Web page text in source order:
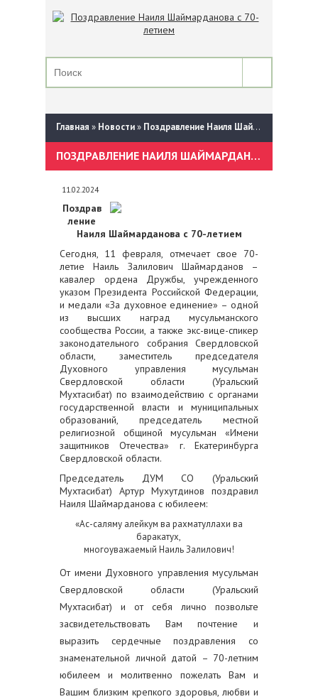
Главная » Новости» Поздравление Наиля Шаймарданова с 70-летием
ПОЗДРАВЛЕНИЕ НАИЛЯ ШАЙМАРДАНОВА С 70-ЛЕТИЕМ
11.02.2024
Поздрав
ление
Наиля Шаймарданова с 70-летием
Сегодня, 11 февраля, отмечает свое 70-
летие Наиль Залилович Шаймарданов –
кавалер ордена Дружбы, учрежденного
указом Президента Российской Федерации,
и медали «За духовное единение» – одной
из высших наград мусульманского
сообщества России, а также экс-вице-спикер
законодательного собрания Свердловской
области, заместитель председателя
Духовного управления мусульман
Свердловской области (Уральский
Мухтасибат) по взаимодействию с органами
государственной власти и муниципальных
образований, председатель местной
религиозной общиной мусульман «Имени
защитников Отечества» г. Екатеринбурга
Свердловской области.
Председатель ДУМ СО (Уральский
Мухтасибат) Артур Мухутдинов поздравил
Наиля Шаймарданова с юбилеем:
«Ас-саляму алейкум ва рахматуллахи ва
баракатух,
многоуважаемый Наиль Залилович!
От имени Духовного управления мусульман
Свердловской области (Уральский
Мухтасибат) и от себя лично позвольте
засвидетельствовать Вам почтение и
выразить сердечные поздравления со
знаменательной личной датой – 70-летним
юбилеем и молитвенно пожелать Вам и
Вашим близким крепкого здоровья, любви и